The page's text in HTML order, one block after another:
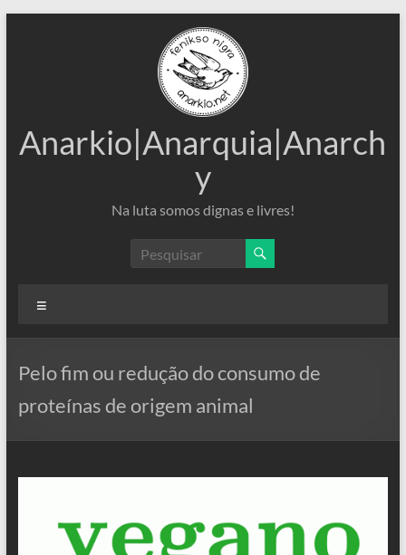
Anarkio|Anarquia|Anarch
y
Na luta somos dignas e livres!
Pelo fim ou redução do consumo de
proteínas de origem animal